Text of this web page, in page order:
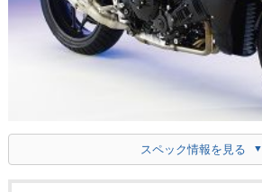
スペック情報を見る